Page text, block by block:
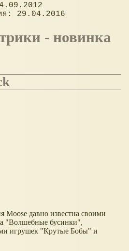
29.04.2016
Moose давно известна своими
"Волшебные бусинки",
игрушек "Крутые Бобы" и